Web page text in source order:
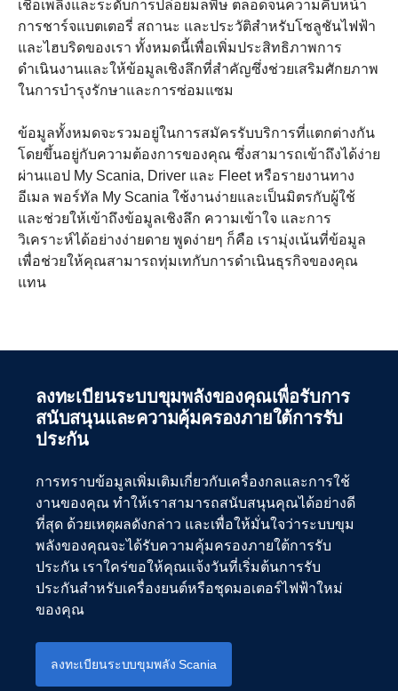
เชื้อเพลิงและระดับการปล่อยมลพิษ ตลอดจนความคืบหน้า
การชาร์จแบตเตอรี่ สถานะ และประวัติสำหรับโซลูชันไฟฟ้า
และไฮบริดของเรา ทั้งหมดนี้เพื่อเพิ่มประสิทธิภาพการ
ดำเนินงานและให้ข้อมูลเชิงลึกที่สำคัญซึ่งช่วยเสริมศักยภาพ
ในการบำรุงรักษาและการซ่อมแซม
ข้อมูลทั้งหมดจะรวมอยู่ในการสมัครรับบริการที่แตกต่างกัน
โดยขึ้นอยู่กับความต้องการของคุณ ซึ่งสามารถเข้าถึงได้ง่าย
ผ่านแอป My Scania, Driver และ Fleet หรือรายงานทาง
อีเมล พอร์ทัล My Scania ใช้งานง่ายและเป็นมิตรกับผู้ใช้
และช่วยให้เข้าถึงข้อมูลเชิงลึก ความเข้าใจ และการ
วิเคราะห์ได้อย่างง่ายดาย พูดง่ายๆ ก็คือ เรามุ่งเน้นที่ข้อมูล
เพื่อช่วยให้คุณสามารถทุ่มเทกับการดำเนินธุรกิจของคุณ
แทน
เพื่อให้ระบบขุมพลังทำงานได้เต็มประสิทธิภาพ จำเป็นต้อง
ให้เหมาะสมและปลอดภัย
บริการการผสานรวมระบบส่งกำลังของ Scania ประกอบ
แต่งกำลังให้เหมาะสมกับการใช้งาน ด้วยความช่วยเหลือ
และการสนับสนุนจากวิศวกรผู้เชี่ยวชาญของเรา ทำให้ผู้ผลิต
และผู้ใช้ไม่ต้องกังวลและสามารถทุ่มเทไปกับสร้างผลิตภัณฑ์
ที่ดียิ่งขึ้นได้
ดาวน์โหลดโบรชัวร์เพื่อดูข้อมูลเชิงลึกของสิ่งที่เรานำเสนอ
การทำงานด้วยไฟฟ้า – โอกาสและความรับผิด
เป็นที่แน่ชัดว่าระบบที่ใช้พลังงานไฟฟ้านั้นเป็นทางเลือกที่ดี
เยี่ยมในแง่ของการลดผลกระทบต่อสภาพภูมิอากาศ แต่การ
ปล่อยมลพิษขณะใช้งาน แบตเตอรี่ใช้ทรัพยากรจำนวนมาก
และพวกเราทุกคนต้องแน่ใจว่าได้ใช้ทรัพยากรเหล่านั้นเต็ม
ศักยภาพ และทำการรีไซเคิลอย่างมีความรับผิดชอบ
ลงทะเบียนระบบขุมพลังของคุณเพื่อรับการ
สนับสนุนและความคุ้มครองภายใต้การรับ
ประกัน
การทราบข้อมูลเพิ่มเติมเกี่ยวกับเครื่องกลและการใช้
งานของคุณ ทำให้เราสามารถสนับสนุนคุณได้อย่างดี
ที่สุด ด้วยเหตุผลดังกล่าว และเพื่อให้มั่นใจว่าระบบขุม
พลังของคุณจะได้รับความคุ้มครองภายใต้การรับ
ประกัน เราใคร่ขอให้คุณแจ้งวันที่เริ่มต้นการรับ
ประกันสำหรับเครื่องยนต์หรือชุดมอเตอร์ไฟฟ้าใหม่
ของคุณ
ลงทะเบียนระบบขุมพลัง Scania